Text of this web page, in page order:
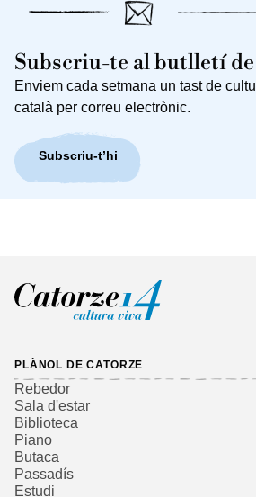
Subscriu-te al butlletí
Enviem cada setmana un tast de
català per correu electrònic.
Subscriu-t’hi
PLÀNOL DE CATORZE
Rebedor
Sala d'estar
Biblioteca
Piano
Butaca
Passadís
Estudi